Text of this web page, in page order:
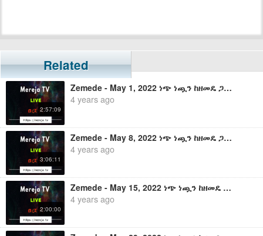
Related
2:57:09
Zemede - May 1, 2022 ነጭ ነጯን ከዘመዴ ጋር - ቀጥታ ስርጭት
4 years ago
3:06:11
Zemede - May 8, 2022 ነጭ ነጯን ከዘመዴ ጋር - ቀጥታ ስርጭት
4 years ago
2:00:00
Zemede - May 15, 2022 ነጭ ነጯን ከዘመዴ ጋር - ቀጥታ ስርጭት
4 years ago